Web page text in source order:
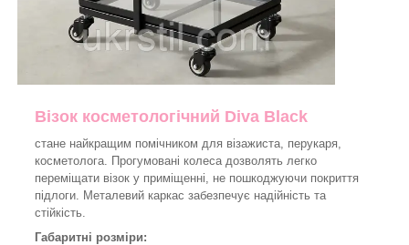
Візок косметологічний Diva Black
стане найкращим помічником для візажиста, перукаря,
косметолога. Прогумовані колеса дозволять легко
переміщати візок у приміщенні, не пошкоджуючи покриття
підлоги. Металевий каркас забезпечує надійність та
стійкість.
Габаритні розміри: